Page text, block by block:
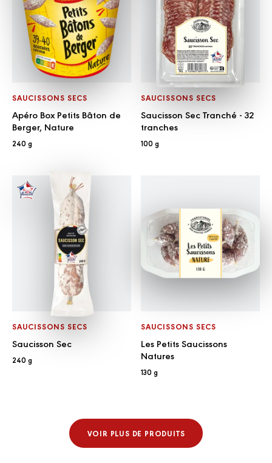
SAUCISSONS SECS
Apéro Box Petits Bâton de
Berger, Nature
240 g
SAUCISSONS SECS
Saucisson Sec Tranché - 32
tranches
100 g
SAUCISSONS SECS
Saucisson Sec
240 g
SAUCISSONS SECS
Les Petits Saucissons
Natures
130 g
VOIR PLUS DE PRODUITS